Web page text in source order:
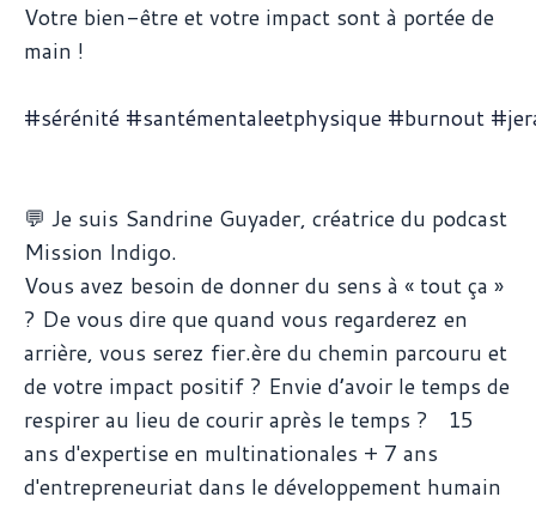
Votre bien-être et votre impact sont à portée de
main !
#sérénité #santémentaleetphysique #burnout #
💬 Je suis Sandrine Guyader, créatrice du podcast
Mission Indigo.
Vous avez besoin de donner du sens à « tout ça »
? De vous dire que quand vous regarderez en
arrière, vous serez fier.ère du chemin parcouru et
de votre impact positif ? Envie d’avoir le temps de
respirer au lieu de courir après le temps ? 15
ans d'expertise en multinationales + 7 ans
d'entrepreneuriat dans le développement humain